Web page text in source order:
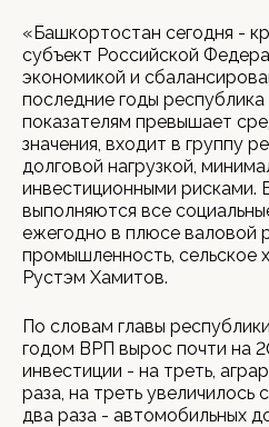
«Башкортостан сегодня -
субъект Российской
экономикой и
последние годы
показателям превышает
значения, входит в группу
долговой нагрузкой,
инвестиционными рисками.
выполняются все
ежегодно в плюсе валовой
промышленность, сельское
Рустэм Хамитов.
По словам главы
годом ВРП вырос почти на
инвестиции - на треть,
раза, на треть увеличилось
два раза - автомобильных